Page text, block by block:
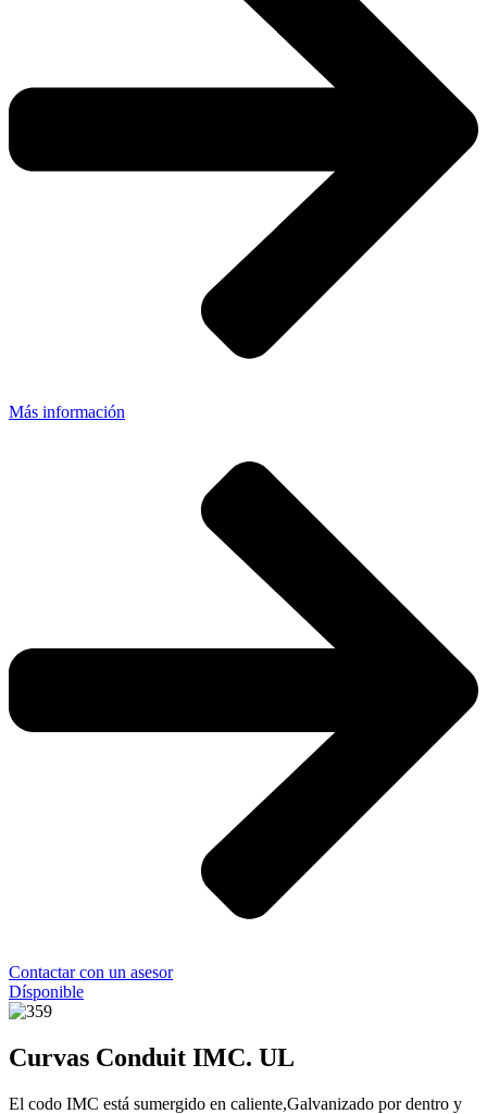
Más información
Contactar con un asesor
Dísponible
Curvas Conduit IMC. UL
El codo IMC está sumergido en caliente,Galvanizado por dentro y